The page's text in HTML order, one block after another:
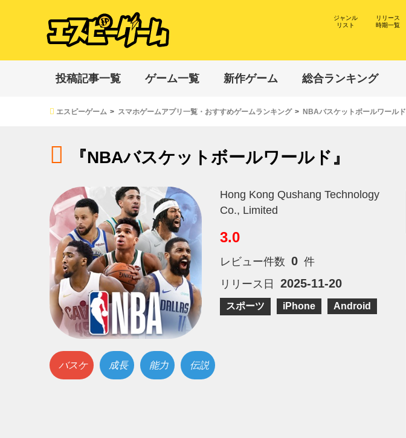
ジャンル
リスト
リリース
時期一覧
投稿記事一覧 ゲーム一覧 新作ゲーム 総合ランキング
エスピーゲーム スマホゲームアプリ一覧・おすすめゲームランキング NBAバスケットボールワールド
『NBAバスケットボールワールド』
Hong Kong Qushang Technology
Co., Limited
3.0
レビュー件数 0 件
リリース日
2025-11-20
スポーツ iPhone Android
バスケ 成長 能力 伝説